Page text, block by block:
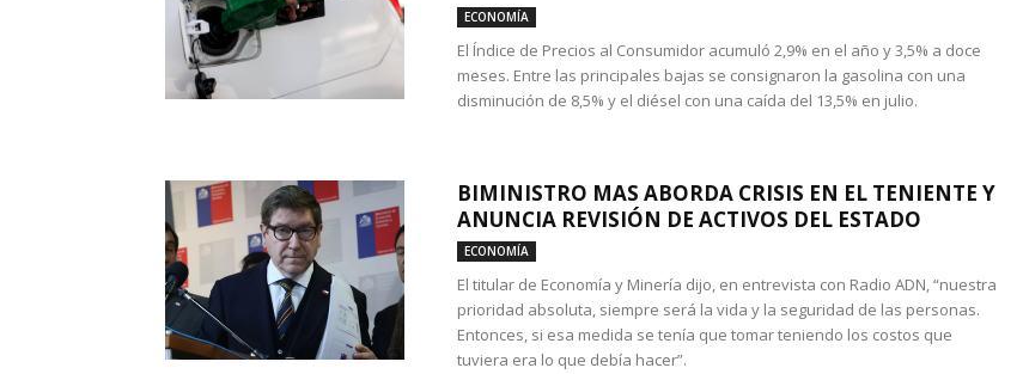
ECONOMÍA
El Índice de Precios al Consumidor acumuló 2,9% en el año y 3,5% a doce
meses. Entre las principales bajas se consignaron la gasolina con una
disminución de 8,5% y el diésel con una caída del 13,5% en julio.
BIMINISTRO MAS ABORDA CRISIS EN EL TENIENTE Y
ANUNCIA REVISIÓN DE ACTIVOS DEL ESTADO
ECONOMÍA
El titular de Economía y Minería dijo, en entrevista con Radio ADN, “nuestra
prioridad absoluta, siempre será la vida y la seguridad de las personas.
Entonces, si esa medida se tenía que tomar teniendo los costos que
tuviera era lo que debía hacer”.